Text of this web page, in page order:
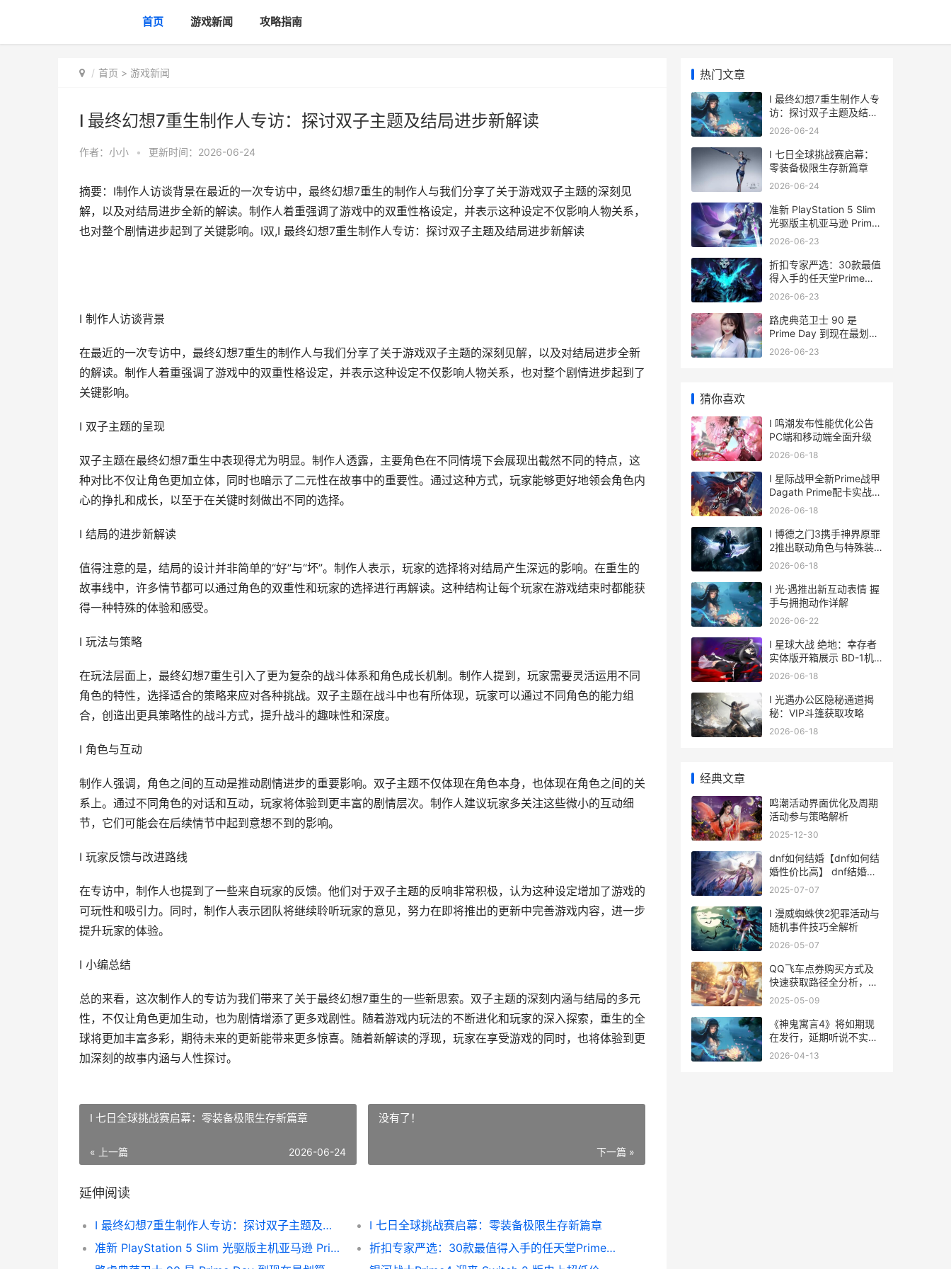
首页 游戏新闻 攻略指南
首页 > 游戏新闻
I 最终幻想7重生制作人专访：探讨双子主题及结局进步新解读
作者： 小小 • 更新时间：2026-06-24
摘要：I制作人访谈背景在最近的一次专访中，最终幻想7重生的制作人与我们分享了关于游戏双子主题的深刻见
解，以及对结局进步全新的解读。制作人着重强调了游戏中的双重性格设定，并表示这种设定不仅影响人物关系，
也对整个剧情进步起到了关键影响。I双,I 最终幻想7重生制作人专访：探讨双子主题及结局进步新解读
I 制作人访谈背景
在最近的一次专访中，最终幻想7重生的制作人与我们分享了关于游戏双子主题的深刻见解，以及对结局进步全新
的解读。制作人着重强调了游戏中的双重性格设定，并表示这种设定不仅影响人物关系，也对整个剧情进步起到了
关键影响。
I 双子主题的呈现
双子主题在最终幻想7重生中表现得尤为明显。制作人透露，主要角色在不同情境下会展现出截然不同的特点，这
种对比不仅让角色更加立体，同时也暗示了二元性在故事中的重要性。通过这种方式，玩家能够更好地领会角色内
心的挣扎和成长，以至于在关键时刻做出不同的选择。
I 结局的进步新解读
值得注意的是，结局的设计并非简单的“好”与“坏”。制作人表示，玩家的选择将对结局产生深远的影响。在重生的
故事线中，许多情节都可以通过角色的双重性和玩家的选择进行再解读。这种结构让每个玩家在游戏结束时都能获
得一种特殊的体验和感受。
I 玩法与策略
在玩法层面上，最终幻想7重生引入了更为复杂的战斗体系和角色成长机制。制作人提到，玩家需要灵活运用不同
角色的特性，选择适合的策略来应对各种挑战。双子主题在战斗中也有所体现，玩家可以通过不同角色的能力组
合，创造出更具策略性的战斗方式，提升战斗的趣味性和深度。
I 角色与互动
制作人强调，角色之间的互动是推动剧情进步的重要影响。双子主题不仅体现在角色本身，也体现在角色之间的关
系上。通过不同角色的对话和互动，玩家将体验到更丰富的剧情层次。制作人建议玩家多关注这些微小的互动细
节，它们可能会在后续情节中起到意想不到的影响。
I 玩家反馈与改进路线
在专访中，制作人也提到了一些来自玩家的反馈。他们对于双子主题的反响非常积极，认为这种设定增加了游戏的
可玩性和吸引力。同时，制作人表示团队将继续聆听玩家的意见，努力在即将推出的更新中完善游戏内容，进一步
提升玩家的体验。
I 小编总结
总的来看，这次制作人的专访为我们带来了关于最终幻想7重生的一些新思索。双子主题的深刻内涵与结局的多元
性，不仅让角色更加生动，也为剧情增添了更多戏剧性。随着游戏内玩法的不断进化和玩家的深入探索，重生的全
球将更加丰富多彩，期待未来的更新能带来更多惊喜。随着新解读的浮现，玩家在享受游戏的同时，也将体验到更
加深刻的故事内涵与人性探讨。
I 七日全球挑战赛启幕：零装备极限生存新篇章
« 上一篇 2026-06-24
没有了！
下一篇 »
延伸阅读
I 最终幻想7重生制作人专访：探讨双子主题及结局进步新解读
I 七日全球挑战赛启幕：零装备极限生存新篇章
准新 PlayStation 5 Slim 光驱版主机亚马逊 Prime VIP日售价 499 美元 准新机和全新机的区别
折扣专家严选：30款最值得入手的任天堂Prime Day优惠 折扣原则是谁提出来的
热门文章
I 最终幻想7重生制作人专
访：探讨双子主题及结局
进步新解读
2026-06-24
I 七日全球挑战赛启幕：
零装备极限生存新篇章
2026-06-24
准新 PlayStation 5 Slim
光驱版主机亚马逊 Prime
VIP日售价 499 美元 准新
2026-06-23
折扣专家严选：30款最值
得入手的任天堂Prime
Day优惠 折扣原则是谁提
2026-06-23
路虎典范卫士 90 是
Prime Day 到现在最划算
的乐高载具优惠 经典路虎
2026-06-23
猜你喜欢
I 鸣潮发布性能优化公告
PC端和移动端全面升级
2026-06-18
I 星际战甲全新Prime战甲
Dagath Prime配卡实战评
测与展望解析
2026-06-18
I 博德之门3携手神界原罪
2推出联动角色与特殊装
备
2026-06-18
I 光·遇推出新互动表情 握
手与拥抱动作详解
2026-06-22
I 星球大战 绝地：幸存者
实体版开箱展示 BD-1机
器人精细赏析
2026-06-18
I 光遇办公区隐秘通道揭
秘：VIP斗篷获取攻略
2026-06-18
经典文章
鸣潮活动界面优化及周期
活动参与策略解析
2025-12-30
dnf如何结婚【dnf如何结
婚性价比高】 dnf结婚在
哪里结婚
2025-07-07
I 漫威蜘蛛侠2犯罪活动与
随机事件技巧全解析
2026-05-07
QQ飞车点券购买方式及
快速获取路径全分析，助
你畅玩游戏 qq飞车的点
2025-05-09
《神鬼寓言4》将如期现
在发行，延期听说不实
《神鬼寓言4》实机重燃
2026-04-13